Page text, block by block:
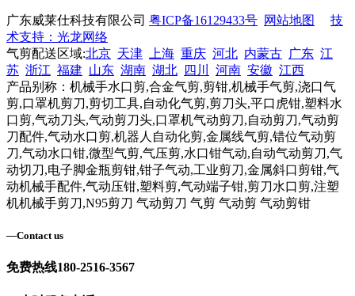
广东威莱仕科技有限公司 粤ICP备16129433号 网站地图
技
术支持：光龙网络
气剪配送区域:北京 天津 上海 重庆 河北 内蒙古 广东 江
苏 浙江 福建 山东 湖南 湖北 四川 河南 安徽 江西
产品别称：机械手水口剪,合金气剪,剪钳,机械手气剪,浇口气
剪,口罩机剪刀,剪切工具,自动化气剪,剪刀头,平口虎钳,塑料水
口剪,气动刀头,气动剪刀头,口罩机气动剪刀,自动剪刀,气动剪
刀配件,气动水口剪,机器人自动化剪,金属线气剪,错位气动剪
刀,气动水口钳,微型气剪,气压剪,水口钳气动,自动气动剪刀,气
动切刀,电子脚金瓶剪钳,钳子气动,工业剪刀,金属斜口剪钳,气
动机械手配件,气动压钳,塑料剪,气动端子钳,剪刀水口剪,注塑
机机械手剪刀,N95剪刀 气动剪刀 气剪 气动剪 气动剪钳
—Contact us
免费热线180-2516-3567